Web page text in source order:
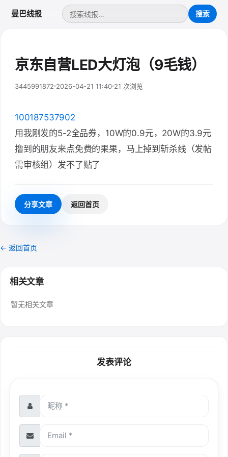
曼巴线报
京东自营LED大灯泡（9毛钱）
3445991872 2026-04-21 11:40 21 次浏览
100187537902
用我刚发的5-2全品券，10W的0.9元，20W的3.9元
撸到的朋友来点免费的果果，马上掉到斩杀线（发帖
需审核组）发不了贴了
分享文章 返回首页
← 返回首页
相关文章
暂无相关文章
发表评论